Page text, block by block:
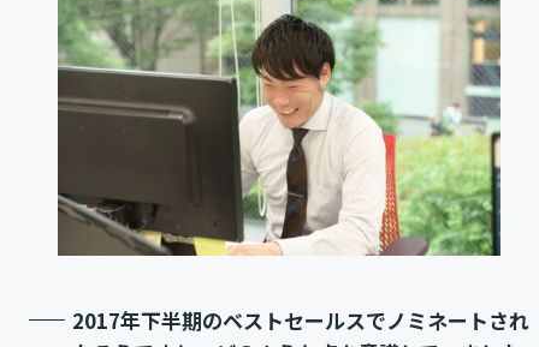
2017年下半期のベストセールスでノミネートされ